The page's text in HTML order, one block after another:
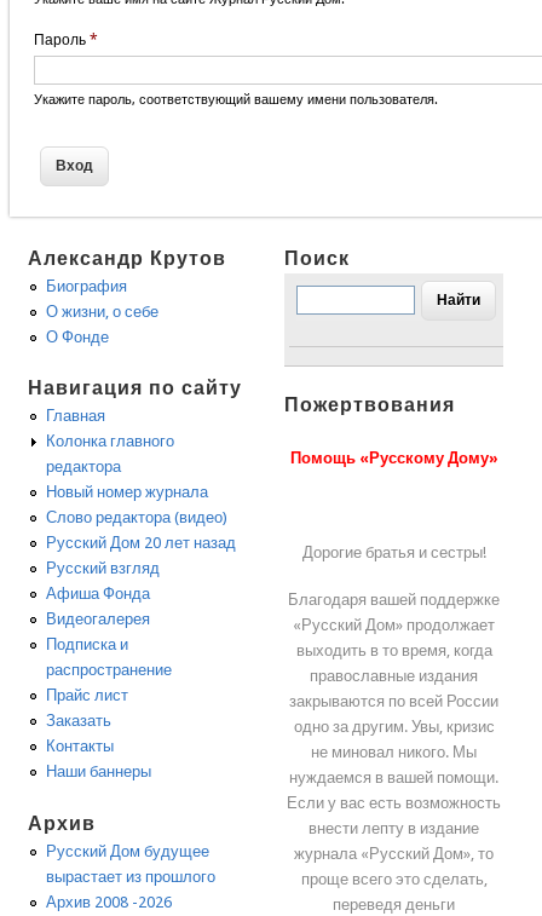
Пароль *
Укажите пароль, соответствующий вашему имени пользователя.
Александр Крутов
Биография
О жизни, о себе
О Фонде
Навигация по сайту
Главная
Колонка главного
редактора
Новый номер журнала
Слово редактора (видео)
Русский Дом 20 лет назад
Русский взгляд
Афиша Фонда
Видеогалерея
Подписка и
распространение
Прайс лист
Заказать
Контакты
Наши баннеры
Архив
Русский Дом будущее
вырастает из прошлого
Архив 2008 -2026
Поиск
Пожертвования
Помощь «Русскому Дому»
Дорогие братья и сестры!
Благодаря вашей поддержке
«Русский Дом» продолжает
выходить в то время, когда
православные издания
закрываются по всей России
одно за другим. Увы, кризис
не миновал никого. Мы
нуждаемся в вашей помощи.
Если у вас есть возможность
внести лепту в издание
журнала «Русский Дом», то
проще всего это сделать,
переведя деньги